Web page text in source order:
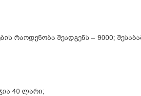
რაოდენობა შეადგენს – 9000;
40 ლარი;